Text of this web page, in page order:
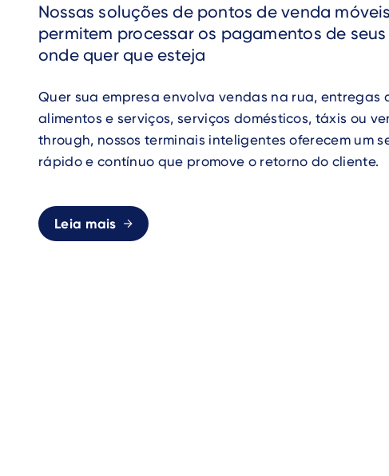
Nossas soluções de pontos de venda móveis
permitem processar os pagamentos de
onde quer que esteja
Quer sua empresa envolva vendas na rua, entregas
alimentos e serviços, serviços domésticos, táxis ou
through, nossos terminais inteligentes oferecem um
rápido e contínuo que promove o retorno do cliente.
Leia mais